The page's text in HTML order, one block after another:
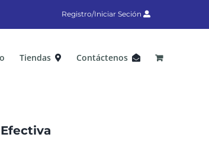
Registro/Iniciar Seción
Tiendas Contáctenos